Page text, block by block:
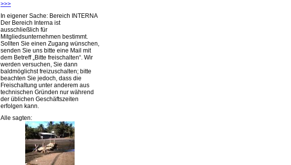
>>>
In eigener Sache: Bereich INTERNA
Der Bereich Interna ist
ausschließlich für
Mitgliedsunternehmen bestimmt.
Sollten Sie einen Zugang wünschen,
senden Sie uns bitte eine Mail mit
dem Betreff „Bitte freischalten“. Wir
werden versuchen, Sie dann
baldmöglichst freizuschalten; bitte
beachten Sie jedoch, dass die
Freischaltung unter anderem aus
technischen Gründen nur während
der üblichen Geschäftszeiten
erfolgen kann.
Alle sagten: